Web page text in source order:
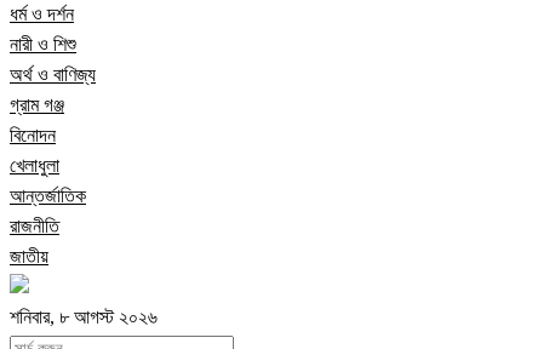
ধর্ম ও দর্শন
নারী ও শিশু
অর্থ ও বাণিজ্য
গ্রাম গঞ্জ
বিনোদন
খেলাধুলা
আন্তর্জাতিক
রাজনীতি
জাতীয়
শনিবার, ৮ আগস্ট ২০২৬